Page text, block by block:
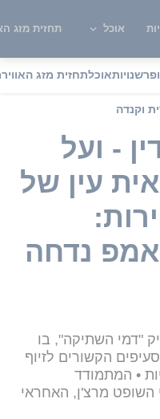
אוכל תחזית מזג
אוכלתחזית מזג האוויר
וקנדה
- ועל
עין של
נדחה
"דמי השתיקה", בו
הקשורים לזיוף
• המתמודד
השופט מרצ'ן, האחראי